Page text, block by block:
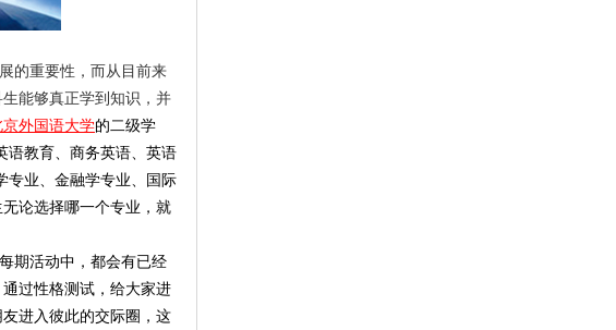
的重要性，而从目前来
能够真正学到知识，并
京外国语大学的二级学
语教育、商务英语、英语
专业、 金融学专业、国际
论选择哪一个专业，就
期活动中，都会有已经
过性格测试，给大家进
进入彼此的交际圈，这